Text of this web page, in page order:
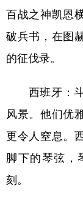
百战之神凯恩
破兵书，在图
的征伐录。
西班牙：斗
风景。他们优
更令人窒息。
脚下的琴弦，
刻。